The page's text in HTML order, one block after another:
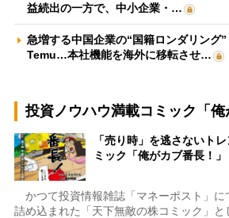
益続出の一方で、中小企業・…
急増する中国企業の“国籍ロンダリング
Temu…本社機能を海外に移転させ…
投資ノウハウ満載コミック「俺
「売り時」を逃さないト
ミック「俺がカブ番長！」
かつて投資情報雑誌「マネーポスト」に
詰め込まれた「天下無敵の株コミック」と